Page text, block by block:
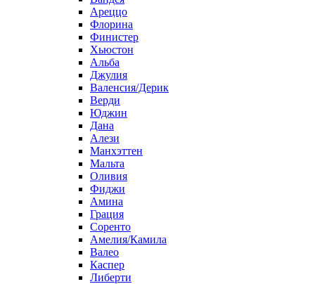
Ареццо
Флорина
Финистер
Хьюстон
Альба
Джулия
Валенсия/Дерик
Верди
Юджин
Дана
Алези
Манхэттен
Мальта
Оливия
Фиджи
Амина
Грация
Соренто
Амелия/Камила
Валео
Каспер
Либерти